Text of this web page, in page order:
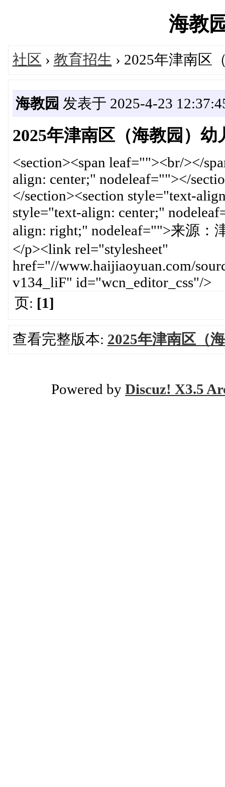
海教
社区 › 教育招生 › 2025年津南区
海教园 发表于 2025-4-23
2025年津南区（海教园）
<section><span leaf=""><br/></
align: center;" nodeleaf=""></
</section><section style="text-
style="text-align: center;"
align: right;" nodeleaf="">来源：
</p><link rel="stylesheet"
href="//www.haijiaoyuan.com/
v134_liF" id="wcn_editor_css"/>
页: [1]
查看完整版本: 2025年津南区（
Powered by Discuz! X3.5